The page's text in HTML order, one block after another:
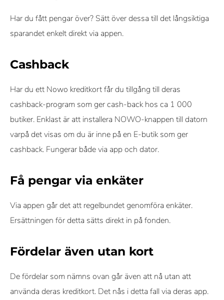
Har du fått pengar över? Sätt över dessa till det långsiktiga
sparandet enkelt direkt via appen.
Cashback
Har du ett Nowo kreditkort får du tillgång till deras
cashback-program som ger cash-back hos ca 1 000
butiker. Enklast är att installera NOWO-knappen till datorn
varpå det visas om du är inne på en E-butik som ger
cashback. Fungerar både via app och dator.
Få pengar via enkäter
Via appen går det att regelbundet genomföra enkäter.
Ersättningen för detta sätts direkt in på fonden.
Fördelar även utan kort
De fördelar som nämns ovan går även att nå utan att
använda deras kreditkort. Det nås i detta fall via deras app.